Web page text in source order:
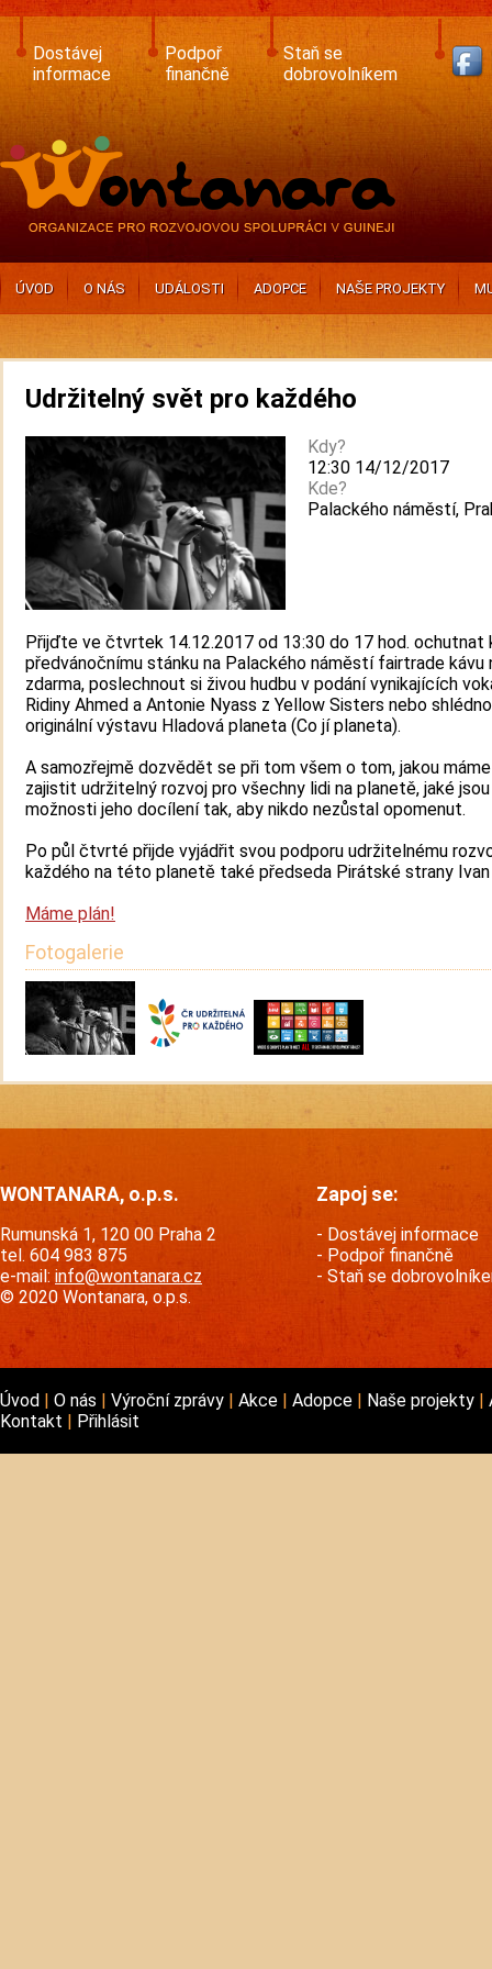
Skip
main
content
Dostávej
informace
Podpoř
finančně
Staň se
dobrovolníkem
ÚVOD O NÁS UDÁLOSTI ADOPCE NAŠE PROJEKTY
Udržitelný svět pro každého
Kdy?
12:30 14/12/2017
Kde?
Palackého náměstí,
Přijďte ve čtvrtek 14.12.2017 od 13:30 do 17 hod. ochutnat
předvánočnímu stánku na Palackého náměstí fairtrade kávu
zdarma, poslechnout si živou hudbu v podání vynikajících
Ridiny Ahmed a Antonie Nyass z Yellow Sisters nebo
originální výstavu Hladová planeta (Co jí planeta).
A samozřejmě dozvědět se při tom všem o tom, jakou
zajistit udržitelný rozvoj pro všechny lidi na planetě, jaké
možnosti jeho docílení tak, aby nikdo nezůstal opomenut.
Po půl čtvrté přijde vyjádřit svou podporu udržitelnému
každého na této planetě také předseda Pirátské strany
Máme plán!
Fotogalerie
WONTANARA, o.p.s.
Rumunská 1, 120 00 Praha 2
tel. 604 983 875
e-mail: info@wontanara.cz
© 2020 Wontanara, o.p.s.
Zapoj se:
Dostávej informace
Podpoř finančně
Staň se
Úvod O nás Výroční zprávy Akce Adopce Naše projekty
Kontakt
Přihlásit